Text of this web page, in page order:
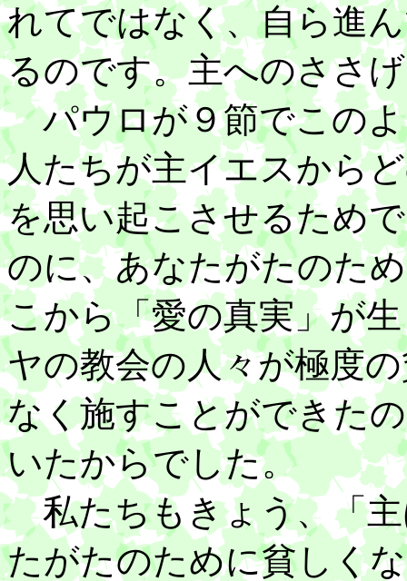
れてではなく、自ら進
るのです。主へのささ
パウロが９節でこのよ
人たちが主イエスから
を思い起こさせるため
のに、あなたがたのた
こから「愛の真実」が
ヤの教会の人々が極度
なく施すことができた
いたからでした。
私たちもきょう、「主
たがたのために貧しく